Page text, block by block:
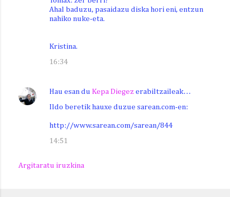
Ahal baduzu, pasaidazu diska hori eni, entzun
nahiko nuke-eta.
Kristina.
16:34
Hau esan du Kepa Diegez erabiltzaileak…
Ildo beretik hauxe duzue sarean.com-en:
http://www.sarean.com/sarean/844
14:51
Argitaratu iruzkina